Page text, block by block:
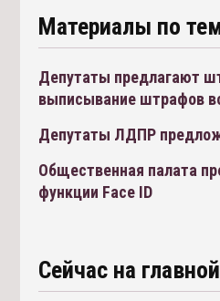
Материалы по
Депутаты предлагают
выписывание штрафов
Депутаты ЛДПР
Общественная палата
функции Face ID
Сейчас на главной